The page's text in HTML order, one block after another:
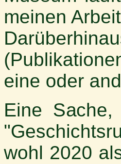
meinen
eine oder
Eine
wohl 2020